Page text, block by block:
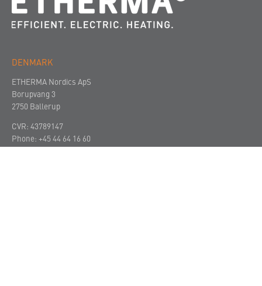
DENMARK
ETHERMA Nordics ApS
Borupvang 3
2750 Ballerup
CVR: 43789147
Phone: +45 44 64 16 60